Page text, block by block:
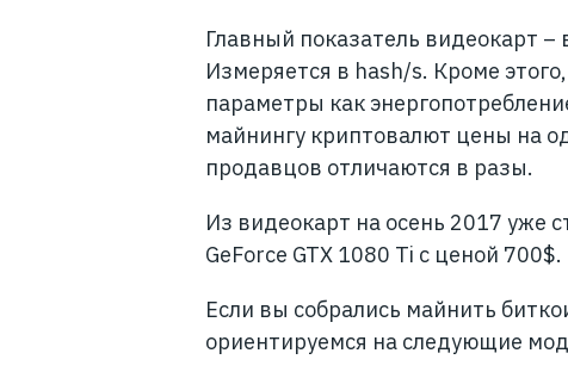
Главный показатель видеокарт
Измеряется в hash/s. Кроме
параметры как
майнингу криптовалют цены на
продавцов отличаются в разы.
Из видеокарт на осень 2017 уже
GeForce GTX 1080 Ti с ценой 700$.
Если вы собрались майнить
ориентируемся на следующие